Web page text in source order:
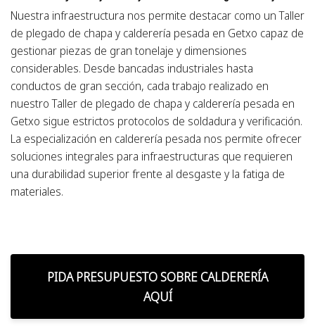
Nuestra infraestructura nos permite destacar como unTaller
de plegado de chapa y calderería pesada en Getxo capaz de
gestionar piezas de gran tonelaje y dimensiones
considerables. Desde bancadas industriales hasta
conductos de gran sección, cada trabajo realizado en
nuestroTaller de plegado de chapa y calderería pesada en
Getxo sigue estrictos protocolos de soldadura y verificación.
La especialización en calderería pesada nos permite ofrecer
soluciones integrales para infraestructuras que requieren
una durabilidad superior frente al desgaste y la fatiga de
materiales.
PIDA PRESUPUESTO SOBRE CALDERERÍA
AQUÍ